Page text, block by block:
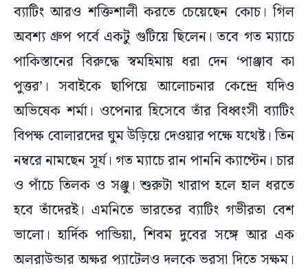
ব্যাটিং আরও শক্তিশালী করতে চেয়েছেন কোচ। গিল
অবশ্য গ্রুপ পর্বে একটু গুটিয়ে ছিলেন। তবে গত ম্যাচে
পাকিস্তানের বিরুদ্ধে স্বমহিমায় ধরা দেন ‘পাঞ্জাব কা
পুত্তর’। সবাইকে ছাপিয়ে আলোচনার কেন্দ্রে যদিও
অভিষেক শর্মা। ওপেনার হিসেবে তাঁর বিধ্বংসী ব্যাটিং
বিপক্ষ বোলারদের ঘুম উড়িয়ে দেওয়ার পক্ষে যথেষ্ট। তিন
নম্বরে নামছেন সূর্য। গত ম্যাচে রান পাননি ক্যাপ্টেন। চার
ও পাঁচে তিলক ও সঞ্জু। শুরুটা খারাপ হলে হাল ধরতে
হবে তাঁদেরই। এমনিতে ভারতের ব্যাটিং গভীরতা বেশ
ভালো। হার্দিক পান্ডিয়া, শিবম দুবের সঙ্গে আর এক
অলরাউন্ডার অক্ষর প্যাটেলও দলকে ভরসা দিতে সক্ষম।